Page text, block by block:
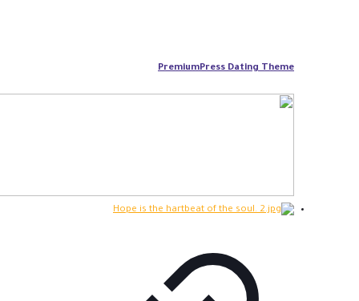
PremiumPress Dating Theme